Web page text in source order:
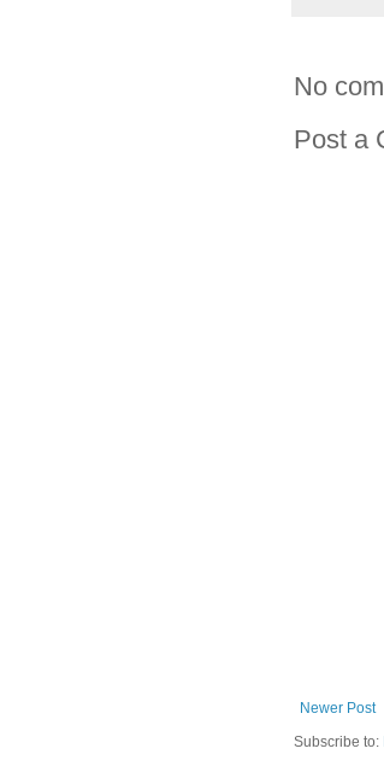
No
Post a
Newer Post
Subscribe to: